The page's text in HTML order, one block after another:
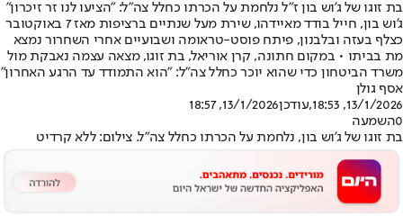
בת זוגו של ג'וש בון ז"ל נלחמת על הכרתו כחלל צה"ל: "הציעו לנו זר זיכרון"
ג'וש בון, חייל בודד מאיידהו, שירת מעל שנתיים ברציפות מאז 7 באוקטובר
כצלף בעזה ובלבנון, פיתח פוסט-טראומה ושבועיים אחרי השחרור נמצא
מת בביתו • במקום חתונה, קרן אוריאל, בת זוגו, מצאה עצמה נאבקת מול
משרד הביטחון כדי שהוא יוכר כחלל צה"ל: "הוא התמודד עד הרגע האחרון"
אסף גולן
13/1/2026, 18:53
,עודכן13/1/2026, 18:57
0השמעה
בת זוגו של ג'וש בון, נלחמת על הכרתו כחלל צה"ל. צילום: ללא קרדיט